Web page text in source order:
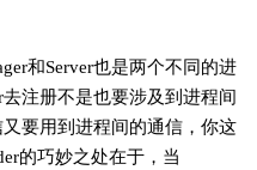
和Server也是两个不同的进
去注册不是也要涉及到进程间
要用到进程间的通信，你这
的巧妙之处在于，当